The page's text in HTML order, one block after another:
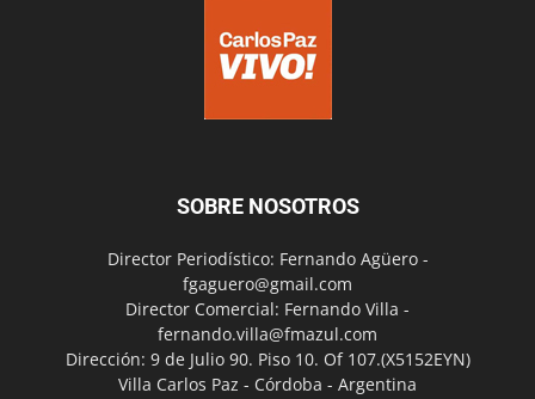
SOBRE NOSOTROS
Director Periodístico: Fernando Agüero -
fgaguero@gmail.com
Director Comercial: Fernando Villa -
fernando.villa@fmazul.com
Dirección: 9 de Julio 90. Piso 10. Of 107.(X5152EYN)
Villa Carlos Paz - Córdoba - Argentina